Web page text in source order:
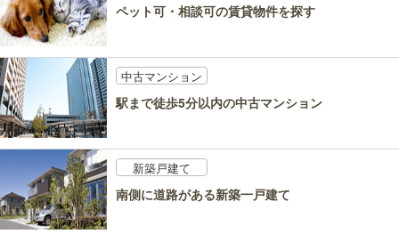
ペット可・相談可の賃貸物件を探す
中古マンション
駅まで徒歩5分以内の中古マンション
新築戸建て
南側に道路がある新築一戸建て